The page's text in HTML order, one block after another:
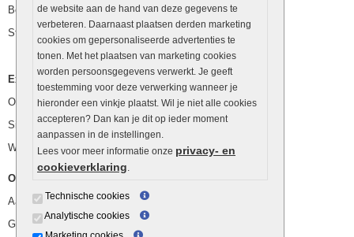
de website aan de hand van deze gegevens te
verbeteren. Daarnaast plaatsen derden marketing
cookies om gepersonaliseerde advertenties te
tonen. Met het plaatsen van marketing cookies
worden persoonsgegevens verwerkt. Je geeft
toestemming voor deze verwerking wanneer je
hieronder een vinkje plaatst. Wil je niet alle cookies
accepteren? Dan kan je dit op ieder moment
aanpassen in de instellingen.
Lees voor meer informatie onze privacy- en
cookieverklaring.
Technische cookies
Analytische cookies
Betonblokken
Stapelstenen
Extra benodigdheden
Ophoogzand
Siergrind en siersplit
Waterafvoer
Overig
Aanbiedingen
Goedkope bestrating